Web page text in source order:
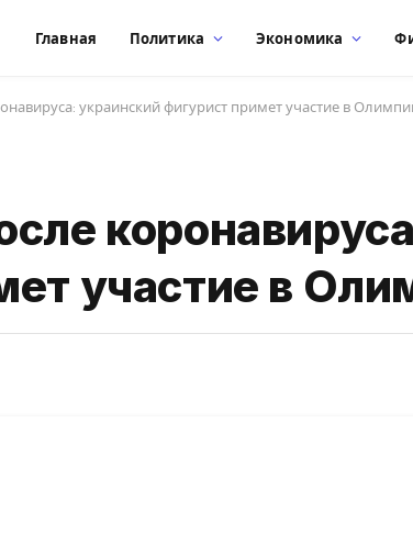
Главная Политика Экономика
украинский фигурист примет участие в
участие в